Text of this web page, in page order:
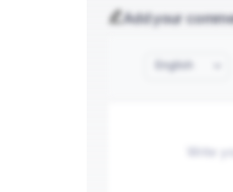
Add your
English